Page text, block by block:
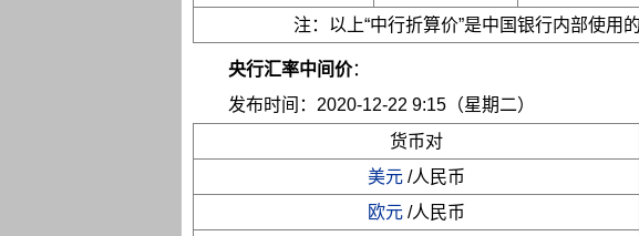
注：以上“中行折算价”是中国银行内部使用
央行汇率中间价：
发布时间：2020-12-22 9:15（星期二）
货币对
美元 /人民币
欧元 /人民币